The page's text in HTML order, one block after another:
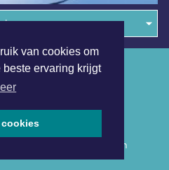
van cookies om
beste ervaring krijgt
cookies
- Alle rechten